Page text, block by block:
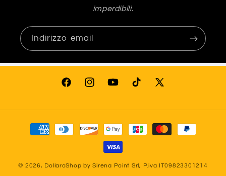
imperdibili.
Indirizzo email
FacebookInstagramYouTubeTikTok
X
Metodi
© 2026, DollaroShop by Sirena Point Srl, P.iva IT09823301214